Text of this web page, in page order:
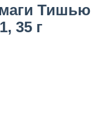
Тишью
35 г